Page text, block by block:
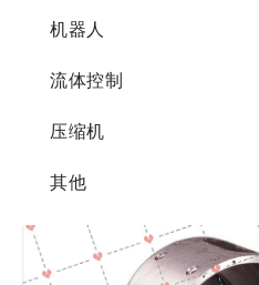
机器人
流体控制
压缩机
其他